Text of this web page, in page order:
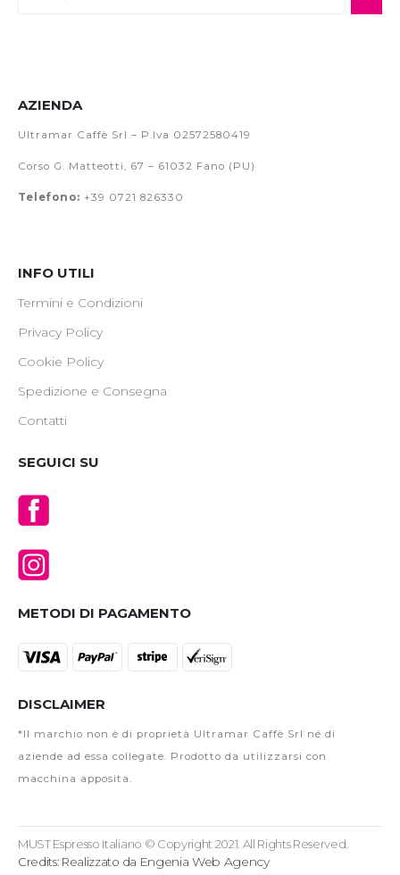
AZIENDA
Ultramar Caffè Srl – P.Iva 02572580419
Corso G. Matteotti, 67 – 61032 Fano (PU)
Telefono: +39 0721 826330
INFO UTILI
Termini e Condizioni
Privacy Policy
Cookie Policy
Spedizione e Consegna
Contatti
SEGUICI SU
METODI DI PAGAMENTO
DISCLAIMER
*Il marchio non è di proprietà Ultramar Caffè Srl né di
aziende ad essa collegate. Prodotto da utilizzarsi con
macchina apposita.
MUST Espresso Italiano © Copyright 2021. All Rights Reserved.
Credits: Realizzato da Engenia Web Agency